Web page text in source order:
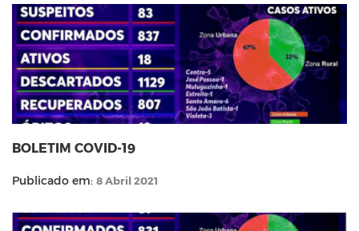
BOLETIM COVID-19
Publicado em: 8 Abril 2021